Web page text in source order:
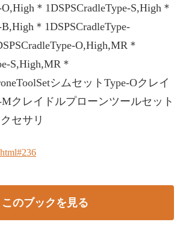
＊1DSPSCradleType-S,High＊
＊1DSPSCradleType-
O,High,MR＊
S,High,MR＊
シムセットType-Oクレイ
Mクレイドルプローンツールセット
セサリ
このブックを見る